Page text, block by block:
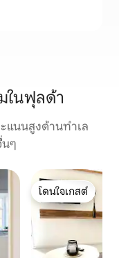
นฟุลด้า
แนนสูงด้านทำเล
ๆ
โดนใจเกสต์
โดนใจเกสต์